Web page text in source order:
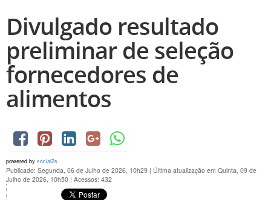
Divulgado resultado
preliminar de seleção
fornecedores de
alimentos
powered by social2s
Publicado: Segunda, 06 de Julho de 2026, 10h29 | Última atualização em Quinta, 09 de
Julho de 2026, 10h50 | Acessos: 432